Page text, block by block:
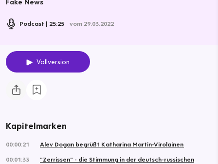
Podcast 25:25 vom 29.03.2022
Vollversion
Kapitelmarken
00:00:21
Alev Dogan begrüßt Katharina Martin-Virolainen
00:01:33
"Zerrissen" - die Stimmung in der deutsch-russischen